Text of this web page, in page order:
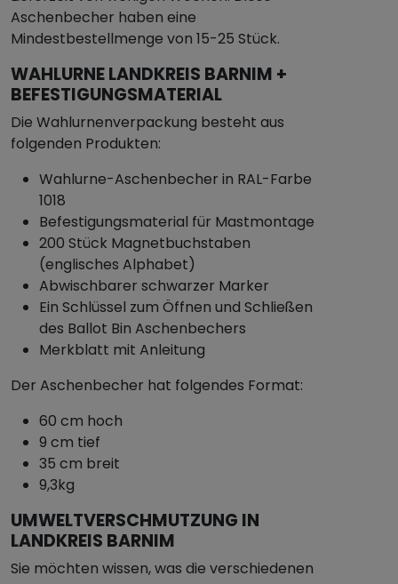
Aschenbecher haben eine
Mindestbestellmenge von 15-25 Stück.
WAHLURNE LANDKREIS BARNIM +
BEFESTIGUNGSMATERIAL
Die Wahlurnenverpackung besteht aus
folgenden Produkten:
Wahlurne-Aschenbecher in RAL-Farbe
1018
Befestigungsmaterial für Mastmontage
200 Stück Magnetbuchstaben
(englisches Alphabet)
Abwischbarer schwarzer Marker
Ein Schlüssel zum Öffnen und Schließen
des Ballot Bin Aschenbechers
Merkblatt mit Anleitung
Der Aschenbecher hat folgendes Format:
60 cm hoch
9 cm tief
35 cm breit
9,3kg
UMWELTVERSCHMUTZUNG IN
LANDKREIS BARNIM
Sie möchten wissen, was die verschiedenen